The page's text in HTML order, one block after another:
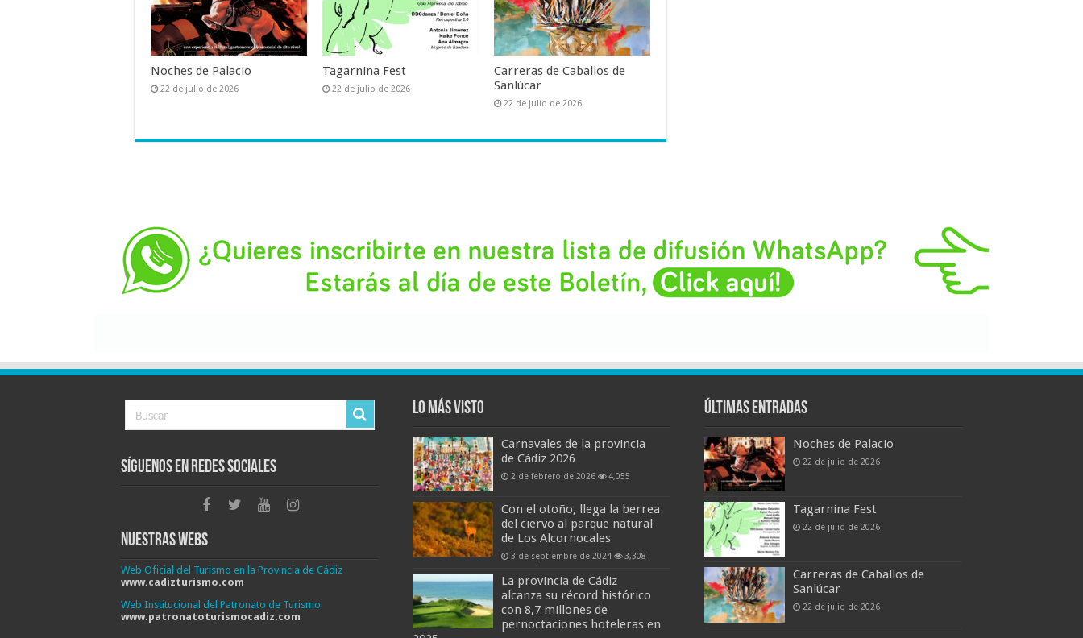
Noches de Palacio
22 de julio de 2026
Tagarnina Fest
22 de julio de 2026
Carreras de Caballos de
Sanlúcar
22 de julio de 2026
Síguenos en Redes Sociales
Nuestras Webs
Web Oficial del Turismo en la Provincia de Cádiz
www.cadizturismo.com
Web Institucional del Patronato de Turismo
www.patronatoturismocadiz.com
Lo más visto
Carnavales de la provincia
de Cádiz 2026
2 de febrero de 2026 4,055
Con el otoño, llega la berrea
del ciervo al parque natural
de Los Alcornocales
3 de septiembre de 2024 3,308
La provincia de Cádiz
alcanza su récord histórico
con 8,7 millones de
pernoctaciones hoteleras en
Últimas entradas
Noches de Palacio
22 de julio de 2026
Tagarnina Fest
22 de julio de 2026
Carreras de Caballos de
Sanlúcar
22 de julio de 2026